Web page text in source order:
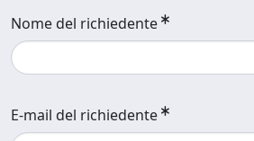
Nome del richiedente
E-mail del richiedente